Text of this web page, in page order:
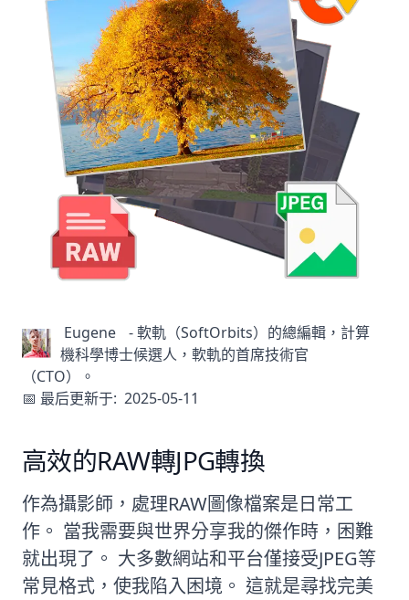
Eugene -軟軌（SoftOrbits）的總編輯，計算
機科學博士候選人，軟軌的首席技術官
（CTO）。
📅 最后更新于: 2025-05-11
高效的RAW轉JPG轉換
作為攝影師，處理RAW圖像檔案是日常工
作。 當我需要與世界分享我的傑作時，困難
就出現了。 大多數網站和平台僅接受JPEG等
常見格式，使我陷入困境。 這就是尋找完美